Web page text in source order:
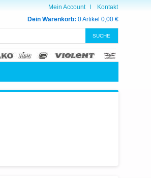
Mein Account
Kontakt
Dein Warenkorb: 0 Artikel 0,00 €